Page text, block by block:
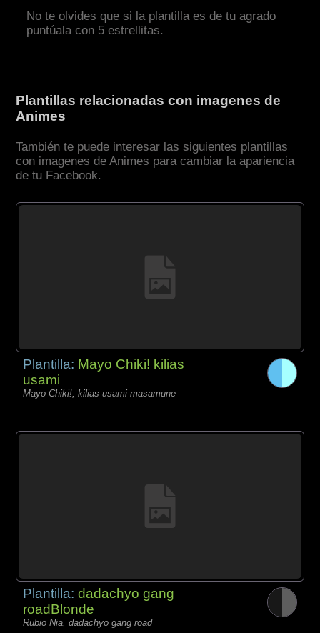
No te olvides que si la plantilla es de tu agrado
puntúala con 5 estrellitas.
Plantillas relacionadas con imagenes de
Animes
También te puede interesar las siguientes plantillas
con imagenes de Animes para cambiar la apariencia
de tu Facebook.
Plantilla: Mayo Chiki! kilias
usami
Mayo Chiki!, kilias usami masamune
Plantilla:dadachyo gang
roadBlonde
Rubio Nia, dadachyo gang road